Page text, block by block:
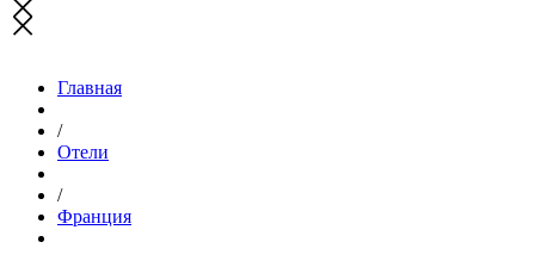
Главная
/
Отели
/
Франция